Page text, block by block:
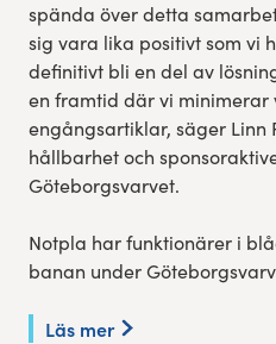
spända över detta
sig vara lika positivt som vi
definitivt bli en del av
en framtid där vi
engångsartiklar, säger Linn
hållbarhet och
Göteborgsvarvet.
Notpla har funktionärer i
banan under
Läs mer